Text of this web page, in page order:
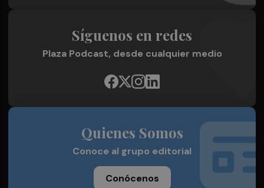
Síguenos en redes
Plaza Podcast, desde cualquier medio
Quienes Somos
Conoce al grupo editorial
Conócenos